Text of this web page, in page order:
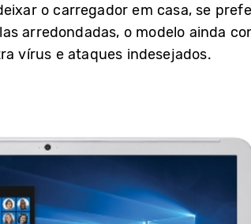
o carregador em casa, se
arredondadas, o modelo ainda
vírus e ataques indesejados.